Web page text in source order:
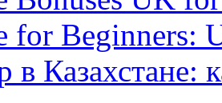
for Beginners:
в Казахстане: